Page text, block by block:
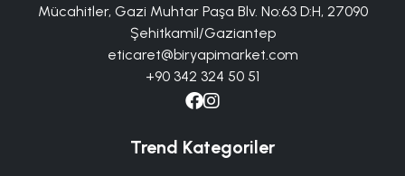
Mücahitler, Gazi Muhtar Paşa Blv. No:63 D:H, 27090
Şehitkamil/Gaziantep
eticaret@biryapimarket.com
+90 342 324 50 51
Trend Kategoriler